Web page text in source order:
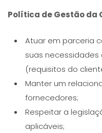
Política de Gestão da
Atuar em parceria
suas
(requisitos do
Manter um
fornecedores;
Respeitar a
aplicáveis;